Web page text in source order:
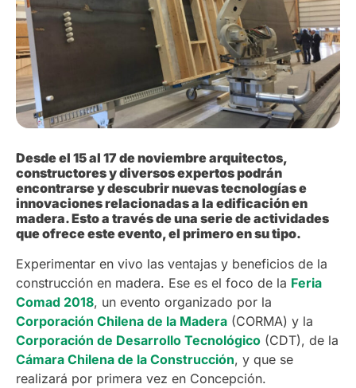
Desde el 15 al 17 de noviembre arquitectos,
constructores y diversos expertos podrán
encontrarse y descubrir nuevas tecnologías e
innovaciones relacionadas a la edificación en
madera. Esto a través de una serie de actividades
que ofrece este evento, el primero en su tipo.
Experimentar en vivo las ventajas y beneficios de la
construcción en madera. Ese es el foco de la Feria
Comad 2018, un evento organizado por la
Corporación Chilena de la Madera (CORMA) y la
Corporación de Desarrollo Tecnológico (CDT), de la
Cámara Chilena de la Construcción, y que se
realizará por primera vez en Concepción.